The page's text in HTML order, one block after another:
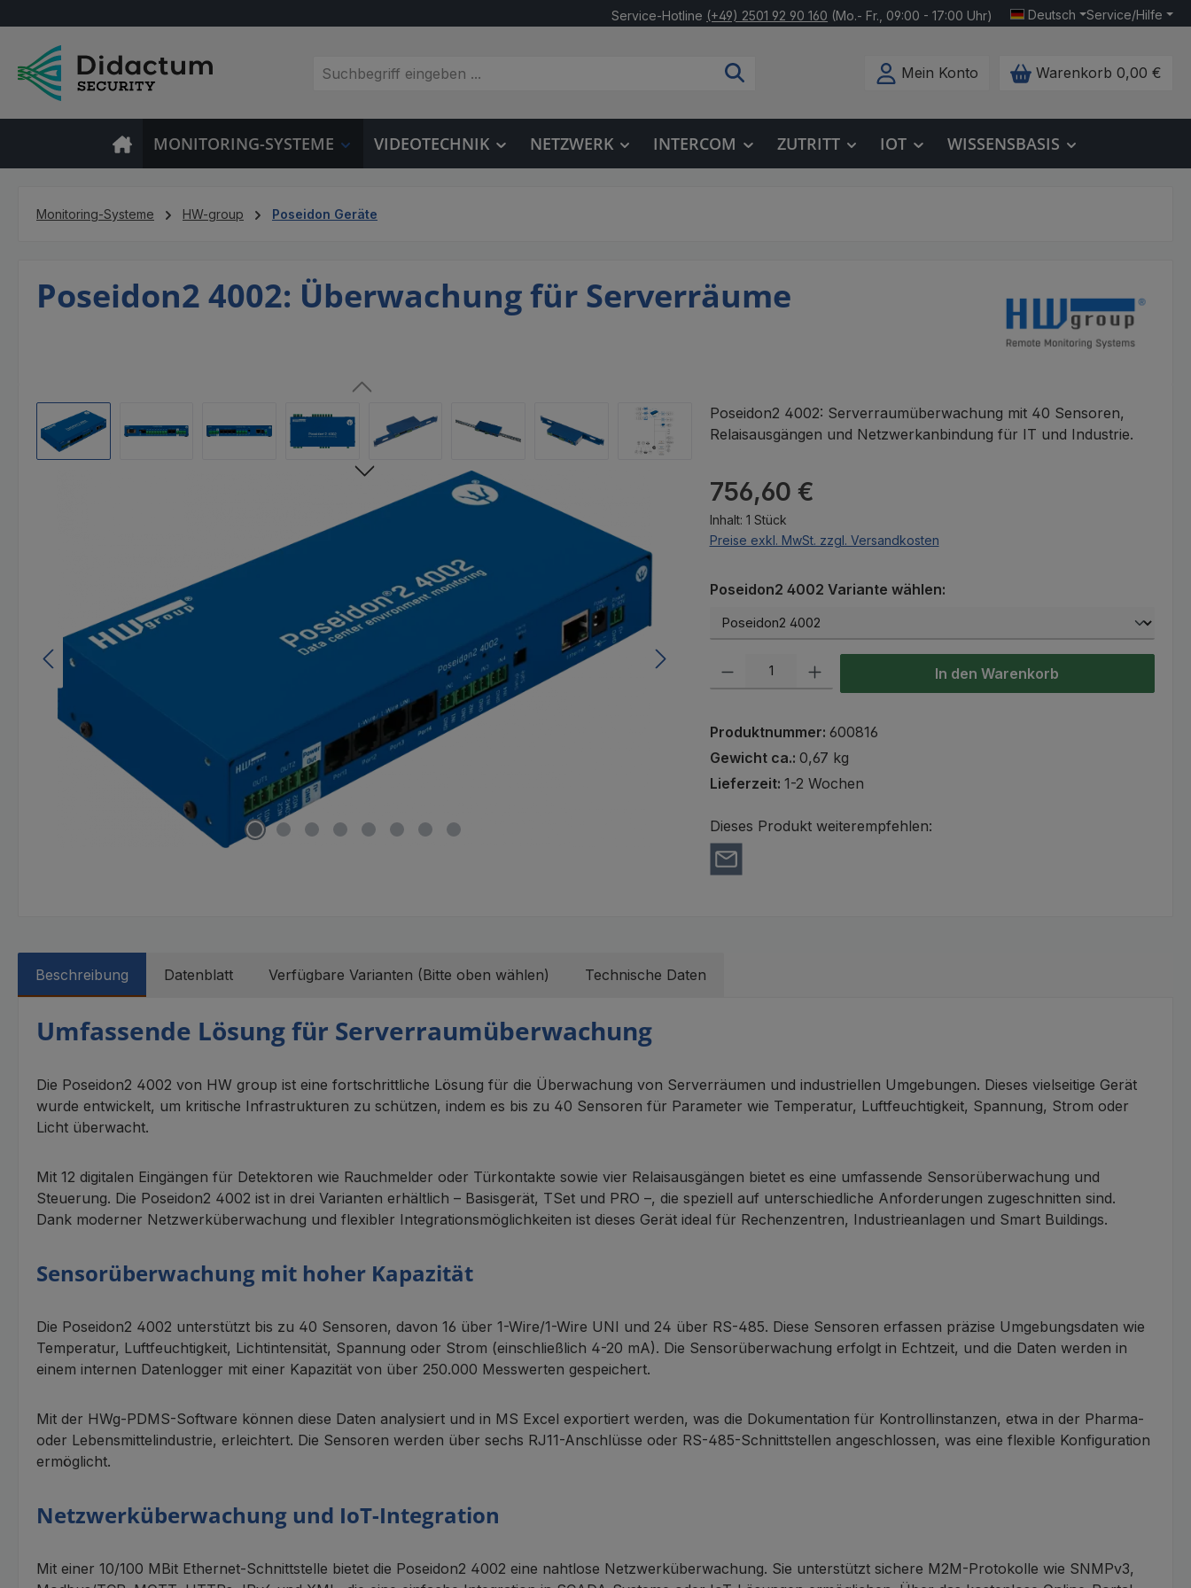
Service-Hotline (+49) 2501 92 90 160 (Mo.- Fr., 09:00 - 17:00 Uhr) Deutsch Service/Hilfe
Mein Konto Warenkorb 0,00 €
MONITORING-SYSTEME VIDEOTECHNIK NETZWERK INTERCOM ZUTRITT IOT WISSENSBASIS
Monitoring-Systeme HW-group Poseidon Geräte
Poseidon2 4002: Überwachung für Serverräume
Bildergalerie überspringen
Poseidon2 4002: Serverraumüberwachung mit 40 Sensoren,
Relaisausgängen und Netzwerkanbindung für IT und Industrie.
Regulärer Preis:
756,60 €
Inhalt: 1 Stück
Preise exkl. MwSt. zzgl. Versandkosten
Poseidon2 4002 Variante wählen:auswählen
Produkt Anzahl: Gib den gewünschten Wert ein oder benutze die Schaltflächen
In den Warenkorb
Produktnummer: 600816
Gewicht ca.: 0,67 kg
Lieferzeit: 1-2 Wochen
Dieses Produkt weiterempfehlen:
Beschreibung Datenblatt Verfügbare Varianten (Bitte oben wählen) Technische Daten
Umfassende Lösung für Serverraumüberwachung
Die Poseidon2 4002 von HW group ist eine fortschrittliche Lösung für die Überwachung von Serverräumen und industriellen Umgebungen. Dieses vielseitige Gerät
wurde entwickelt, um kritische Infrastrukturen zu schützen, indem es bis zu 40 Sensoren für Parameter wie Temperatur, Luftfeuchtigkeit, Spannung, Strom oder
Licht überwacht.
Mit 12 digitalen Eingängen für Detektoren wie Rauchmelder oder Türkontakte sowie vier Relaisausgängen bietet es eine umfassende Sensorüberwachung und
Steuerung. Die Poseidon2 4002 ist in drei Varianten erhältlich – Basisgerät, TSet und PRO –, die speziell auf unterschiedliche Anforderungen zugeschnitten sind.
Dank moderner Netzwerküberwachung und flexibler Integrationsmöglichkeiten ist dieses Gerät ideal für Rechenzentren, Industrieanlagen und Smart Buildings.
Sensorüberwachung mit hoher Kapazität
Die Poseidon2 4002 unterstützt bis zu 40 Sensoren, davon 16 über 1-Wire/1-Wire UNI und 24 über RS-485. Diese Sensoren erfassen präzise Umgebungsdaten wie
Temperatur, Luftfeuchtigkeit, Lichtintensität, Spannung oder Strom (einschließlich 4-20 mA). Die Sensorüberwachung erfolgt in Echtzeit, und die Daten werden in
einem internen Datenlogger mit einer Kapazität von über 250.000 Messwerten gespeichert.
Mit der HWg-PDMS-Software können diese Daten analysiert und in MS Excel exportiert werden, was die Dokumentation für Kontrollinstanzen, etwa in der Pharma-
oder Lebensmittelindustrie, erleichtert. Die Sensoren werden über sechs RJ11-Anschlüsse oder RS-485-Schnittstellen angeschlossen, was eine flexible Konfiguration
ermöglicht.
Netzwerküberwachung und IoT-Integration
Mit einer 10/100 MBit Ethernet-Schnittstelle bietet die Poseidon2 4002 eine nahtlose Netzwerküberwachung. Sie unterstützt sichere M2M-Protokolle wie SNMPv3,